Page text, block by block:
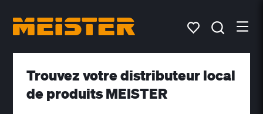
Trouvez votre distributeur local
de produits MEISTER